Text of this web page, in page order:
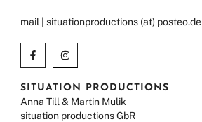
mail | situationproductions (at) posteo.de
SITUATION PRODUCTIONS
Anna Till & Martin Mulik
situation productions GbR